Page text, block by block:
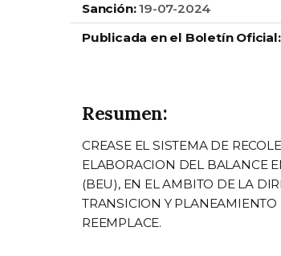
Sanción: 19-07-2024
Publicada en el Boletín Oficial:
Resumen:
CREASE EL SISTEMA DE
ELABORACION DEL BALANCE
(BEU), EN EL AMBITO DE LA
TRANSICION Y PLANEAMIENTO
REEMPLACE.